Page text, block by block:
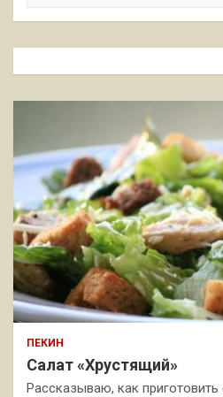
к
ПЕКИН
Салат «Хрустящий»
Рассказываю, как